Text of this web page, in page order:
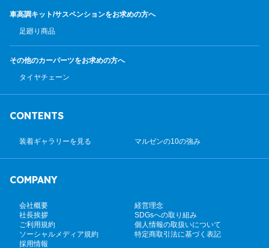
車高調キット/サスペンションをお求めの方へ
足廻り商品
その他のカーパーツをお求めの方へ
タイヤチェーン
CONTENTS
装着ギャラリーを見る マルゼンの10の強み
COMPANY
会社概要
経営理念
社長挨拶
SDGsへの取り組み
ご利用規約
個人情報の取扱いについて
ソーシャルメディア規約
特定商取引法に基づく表記
採用情報